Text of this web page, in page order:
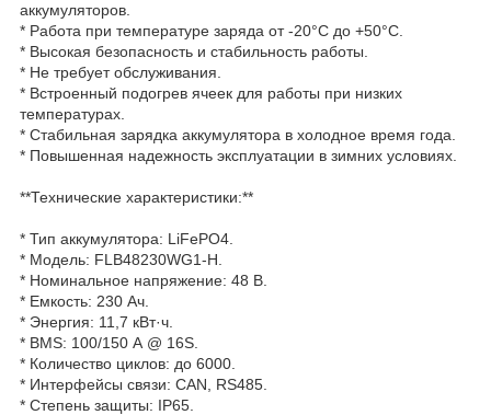
аккумуляторов.
* Работа при температуре заряда от -20°C до +50°C.
* Высокая безопасность и стабильность работы.
* Не требует обслуживания.
* Встроенный подогрев ячеек для работы при низких
температурах.
* Стабильная зарядка аккумулятора в холодное время года.
* Повышенная надежность эксплуатации в зимних условиях.
**Технические характеристики:**
* Тип аккумулятора: LiFePO4.
* Модель: FLB48230WG1-H.
* Номинальное напряжение: 48 В.
* Емкость: 230 Ач.
* Энергия: 11,7 кВт·ч.
* BMS: 100/150 А @ 16S.
* Количество циклов: до 6000.
* Интерфейсы связи: CAN, RS485.
* Степень защиты: IP65.